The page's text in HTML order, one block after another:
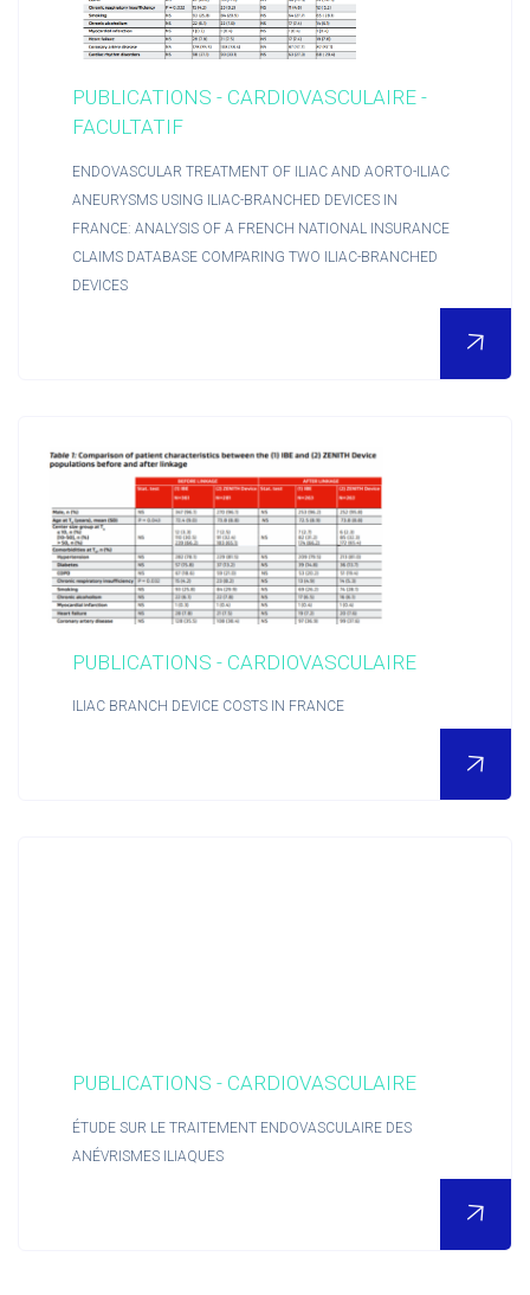
RCTs recrute
PUBLICATIONS - CARDIOVASCULAIRE -
FACULTATIF
ENDOVASCULAR TREATMENT OF ILIAC AND AORTO-ILIAC
ANEURYSMS USING ILIAC-BRANCHED DEVICES IN
FRANCE: ANALYSIS OF A FRENCH NATIONAL INSURANCE
CLAIMS DATABASE COMPARING TWO ILIAC-BRANCHED
DEVICES
PUBLICATIONS - CARDIOVASCULAIRE
ILIAC BRANCH DEVICE COSTS IN FRANCE
PUBLICATIONS - CARDIOVASCULAIRE
ÉTUDE SUR LE TRAITEMENT ENDOVASCULAIRE DES
ANÉVRISMES ILIAQUES